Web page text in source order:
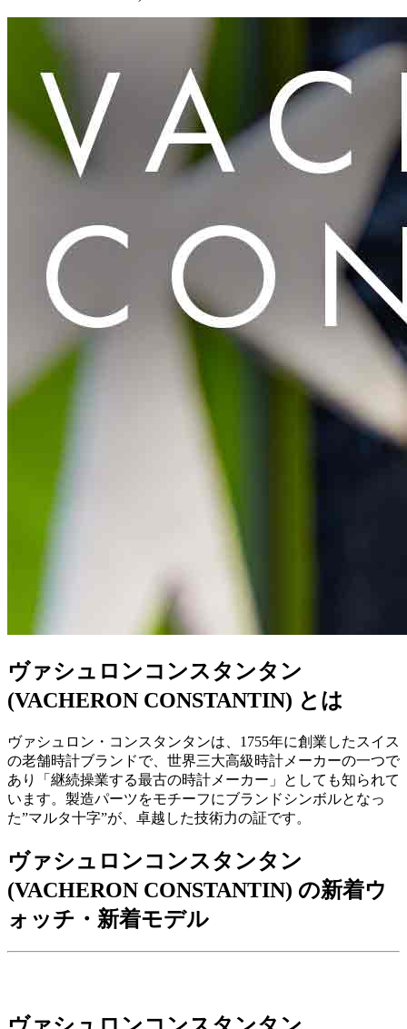
ヴァシュロンコンスタンタン
(VACHERON CONSTANTIN) とは
ヴァシュロン・コンスタンタンは、1755年に創業したスイス
の老舗時計ブランドで、世界三大高級時計メーカーの一つで
あり「継続操業する最古の時計メーカー」としても知られて
います。製造パーツをモチーフにブランドシンボルとなっ
た”マルタ十字”が、卓越した技術力の証です。
ヴァシュロンコンスタンタン
(VACHERON CONSTANTIN) の新着ウ
ォッチ・新着モデル